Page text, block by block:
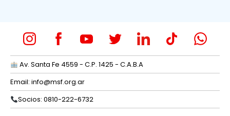
Av. Santa Fe 4559 - C.P. 1425 - C.A.B.A
Email: info@msf.org.ar
Socios: 0810-222-6732